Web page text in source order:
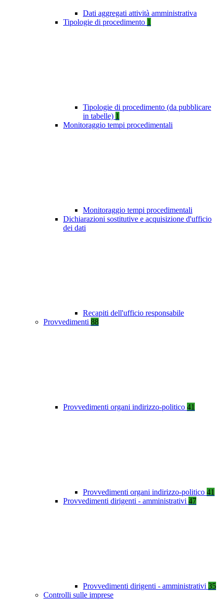
Dati aggregati attività amministrativa
Tipologie di procedimento 1
Tipologie di procedimento (da pubblicare
in tabelle) 1
Monitoraggio tempi procedimentali
Monitoraggio tempi procedimentali
Dichiarazioni sostitutive e acquisizione d'ufficio
dei dati
Recapiti dell'ufficio responsabile
Provvedimenti 88
Provvedimenti organi indirizzo-politico 41
Provvedimenti organi indirizzo-politico 41
Provvedimenti dirigenti - amministrativi 47
Provvedimenti dirigenti - amministrativi 35
Controlli sulle imprese